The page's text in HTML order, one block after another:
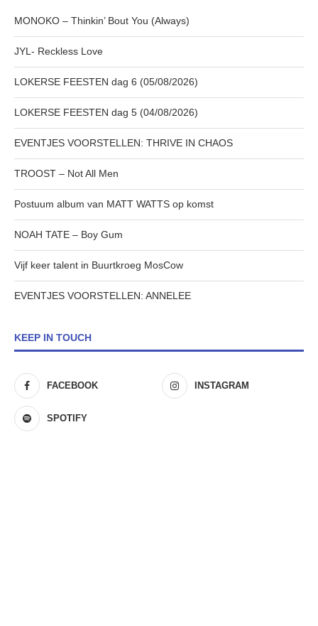
MONOKO – Thinkin’ Bout You (Always)
JYL- Reckless Love
LOKERSE FEESTEN dag 6 (05/08/2026)
LOKERSE FEESTEN dag 5 (04/08/2026)
EVENTJES VOORSTELLEN: THRIVE IN CHAOS
TROOST – Not All Men
Postuum album van MATT WATTS op komst
NOAH TATE – Boy Gum
Vijf keer talent in Buurtkroeg MosCow
EVENTJES VOORSTELLEN: ANNELEE
KEEP IN TOUCH
FACEBOOK INSTAGRAM
SPOTIFY